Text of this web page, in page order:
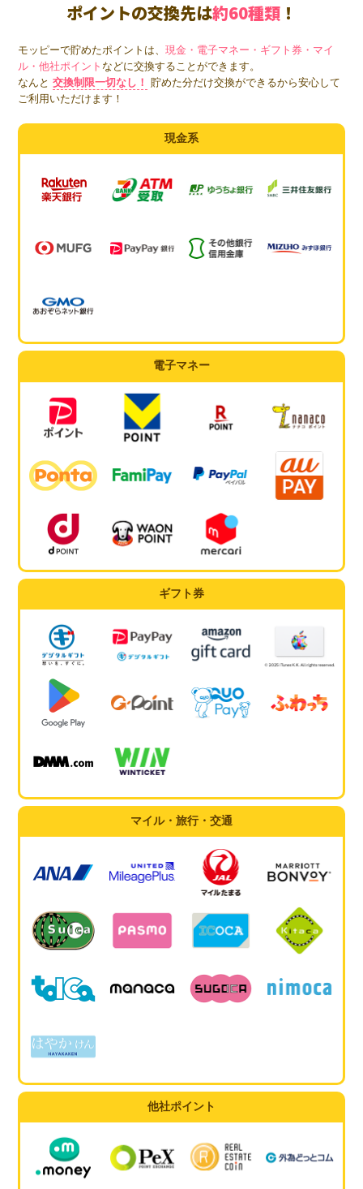
ポイントの交換先は約60種類 ！
モッピーで貯めたポイントは、現金・電子マネー・ギフト券・マイ
ル・他社ポイントなどに交換することができます。
なんと 交換制限一切なし！
貯めた分だけ交換ができるから安心して
ご利用いただけます！
現金系
電子マネー
ギフト券
マイル・旅行・交通
他社ポイント